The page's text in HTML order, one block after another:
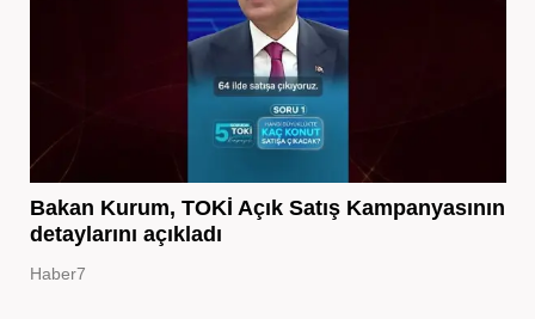
Bakan Kurum, TOKİ Açık Satış Kampanyasının
detaylarını açıkladı
Haber7